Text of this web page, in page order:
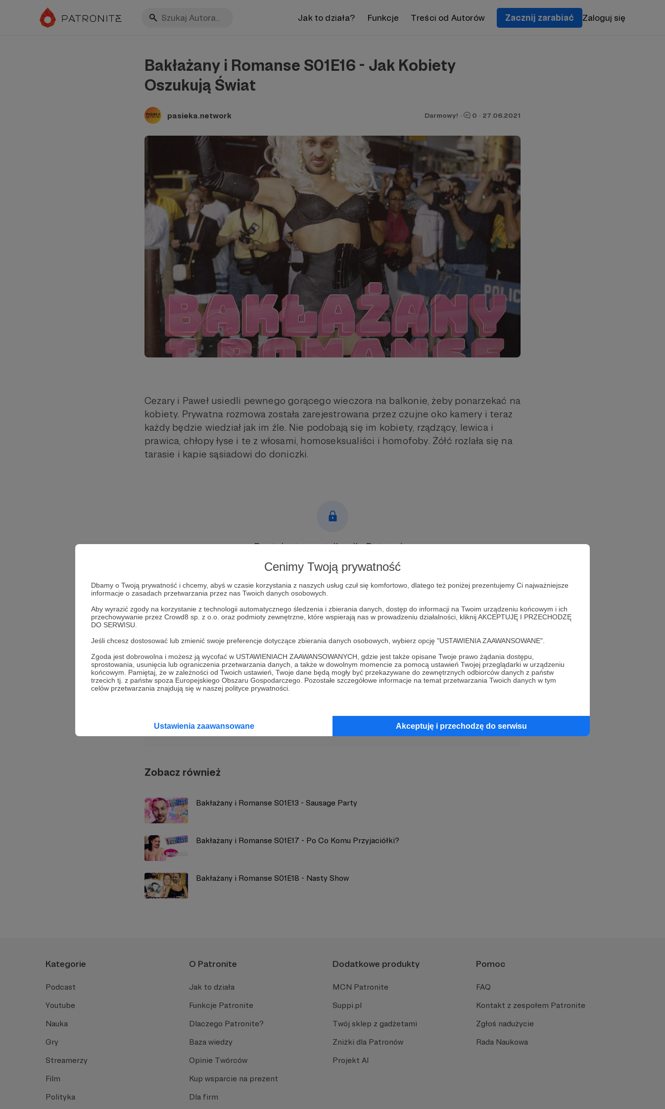
Cenimy Twoją prywatność
Dbamy o Twoją prywatność i chcemy, abyś w czasie korzystania z naszych usług czuł się komfortowo, dlatego też poniżej prezentujemy Ci najważniejsze
informacje o zasadach przetwarzania przez nas Twoich danych osobowych.
Aby wyrazić zgody na korzystanie z technologii automatycznego śledzenia i zbierania danych, dostęp do informacji na Twoim urządzeniu końcowym i ich
przechowywanie przez Crowd8 sp. z o.o. oraz podmioty zewnętrzne, które wspierają nas w prowadzeniu działalności, kliknij AKCEPTUJĘ I PRZECHODZĘ
DO SERWISU.
Jeśli chcesz dostosować lub zmienić swoje preferencje dotyczące zbierania danych osobowych, wybierz opcję "USTAWIENIA ZAAWANSOWANE".
Zgoda jest dobrowolna i możesz ją wycofać w USTAWIENIACH ZAAWANSOWANYCH, gdzie jest także opisane Twoje prawo żądania dostępu,
sprostowania, usunięcia lub ograniczenia przetwarzania danych, a także w dowolnym momencie za pomocą ustawień Twojej przeglądarki w urządzeniu
końcowym. Pamiętaj, że w zależności od Twoich ustawień, Twoje dane będą mogły być przekazywane do zewnętrznych odbiorców danych z państw
trzecich tj. z państw spoza Europejskiego Obszaru Gospodarczego. Pozostałe szczegółowe informacje na temat przetwarzania Twoich danych w tym
celów przetwarzania znajdują się w naszej polityce prywatności.
Ustawienia zaawansowane Akceptuję i przechodzę do serwisu
Jak to działa? Funkcje Treści od Autorów Zacznij zarabiać Zaloguj się
Bakłażany i Romanse S01E16 - Jak Kobiety
Oszukują Świat
pasieka.network Darmowy! · 0 · 27.06.2021
Cezary i Paweł usiedli pewnego gorącego wieczora na balkonie, żeby ponarzekać na
kobiety. Prywatna rozmowa została zarejestrowana przez czujne oko kamery i teraz
każdy będzie wiedział jak im źle. Nie podobają się im kobiety, rządzący, lewica i
prawica, chłopy łyse i te z włosami, homoseksualiści i homofoby. Żółć rozlała się na
tarasie i kapie sąsiadowi do doniczki.
Post dostępny tylko dla Patronów
Aby zobaczyć ten materiał musisz być zalogowany
Zostań Patronem
Zaloguj się
Udostępnij
pasieka.network Zobacz profil autora
Zobacz również
Bakłażany i Romanse S01E13 - Sausage Party
Bakłażany i Romanse S01E17 - Po Co Komu Przyjaciółki?
Bakłażany i Romanse S01E18 - Nasty Show
Kategorie
Podcast
Youtube
Nauka
Gry
Streamerzy
Film
Polityka
O Patronite
Jak to działa
Funkcje Patronite
Dlaczego Patronite?
Baza wiedzy
Opinie Twórców
Kup wsparcie na prezent
Dla firm
Dodatkowe produkty
MCN Patronite
Suppi.pl
Twój sklep z gadżetami
Zniżki dla Patronów
Projekt AI
Pomoc
FAQ
Kontakt z zespołem Patronite
Zgłoś nadużycie
Rada Naukowa